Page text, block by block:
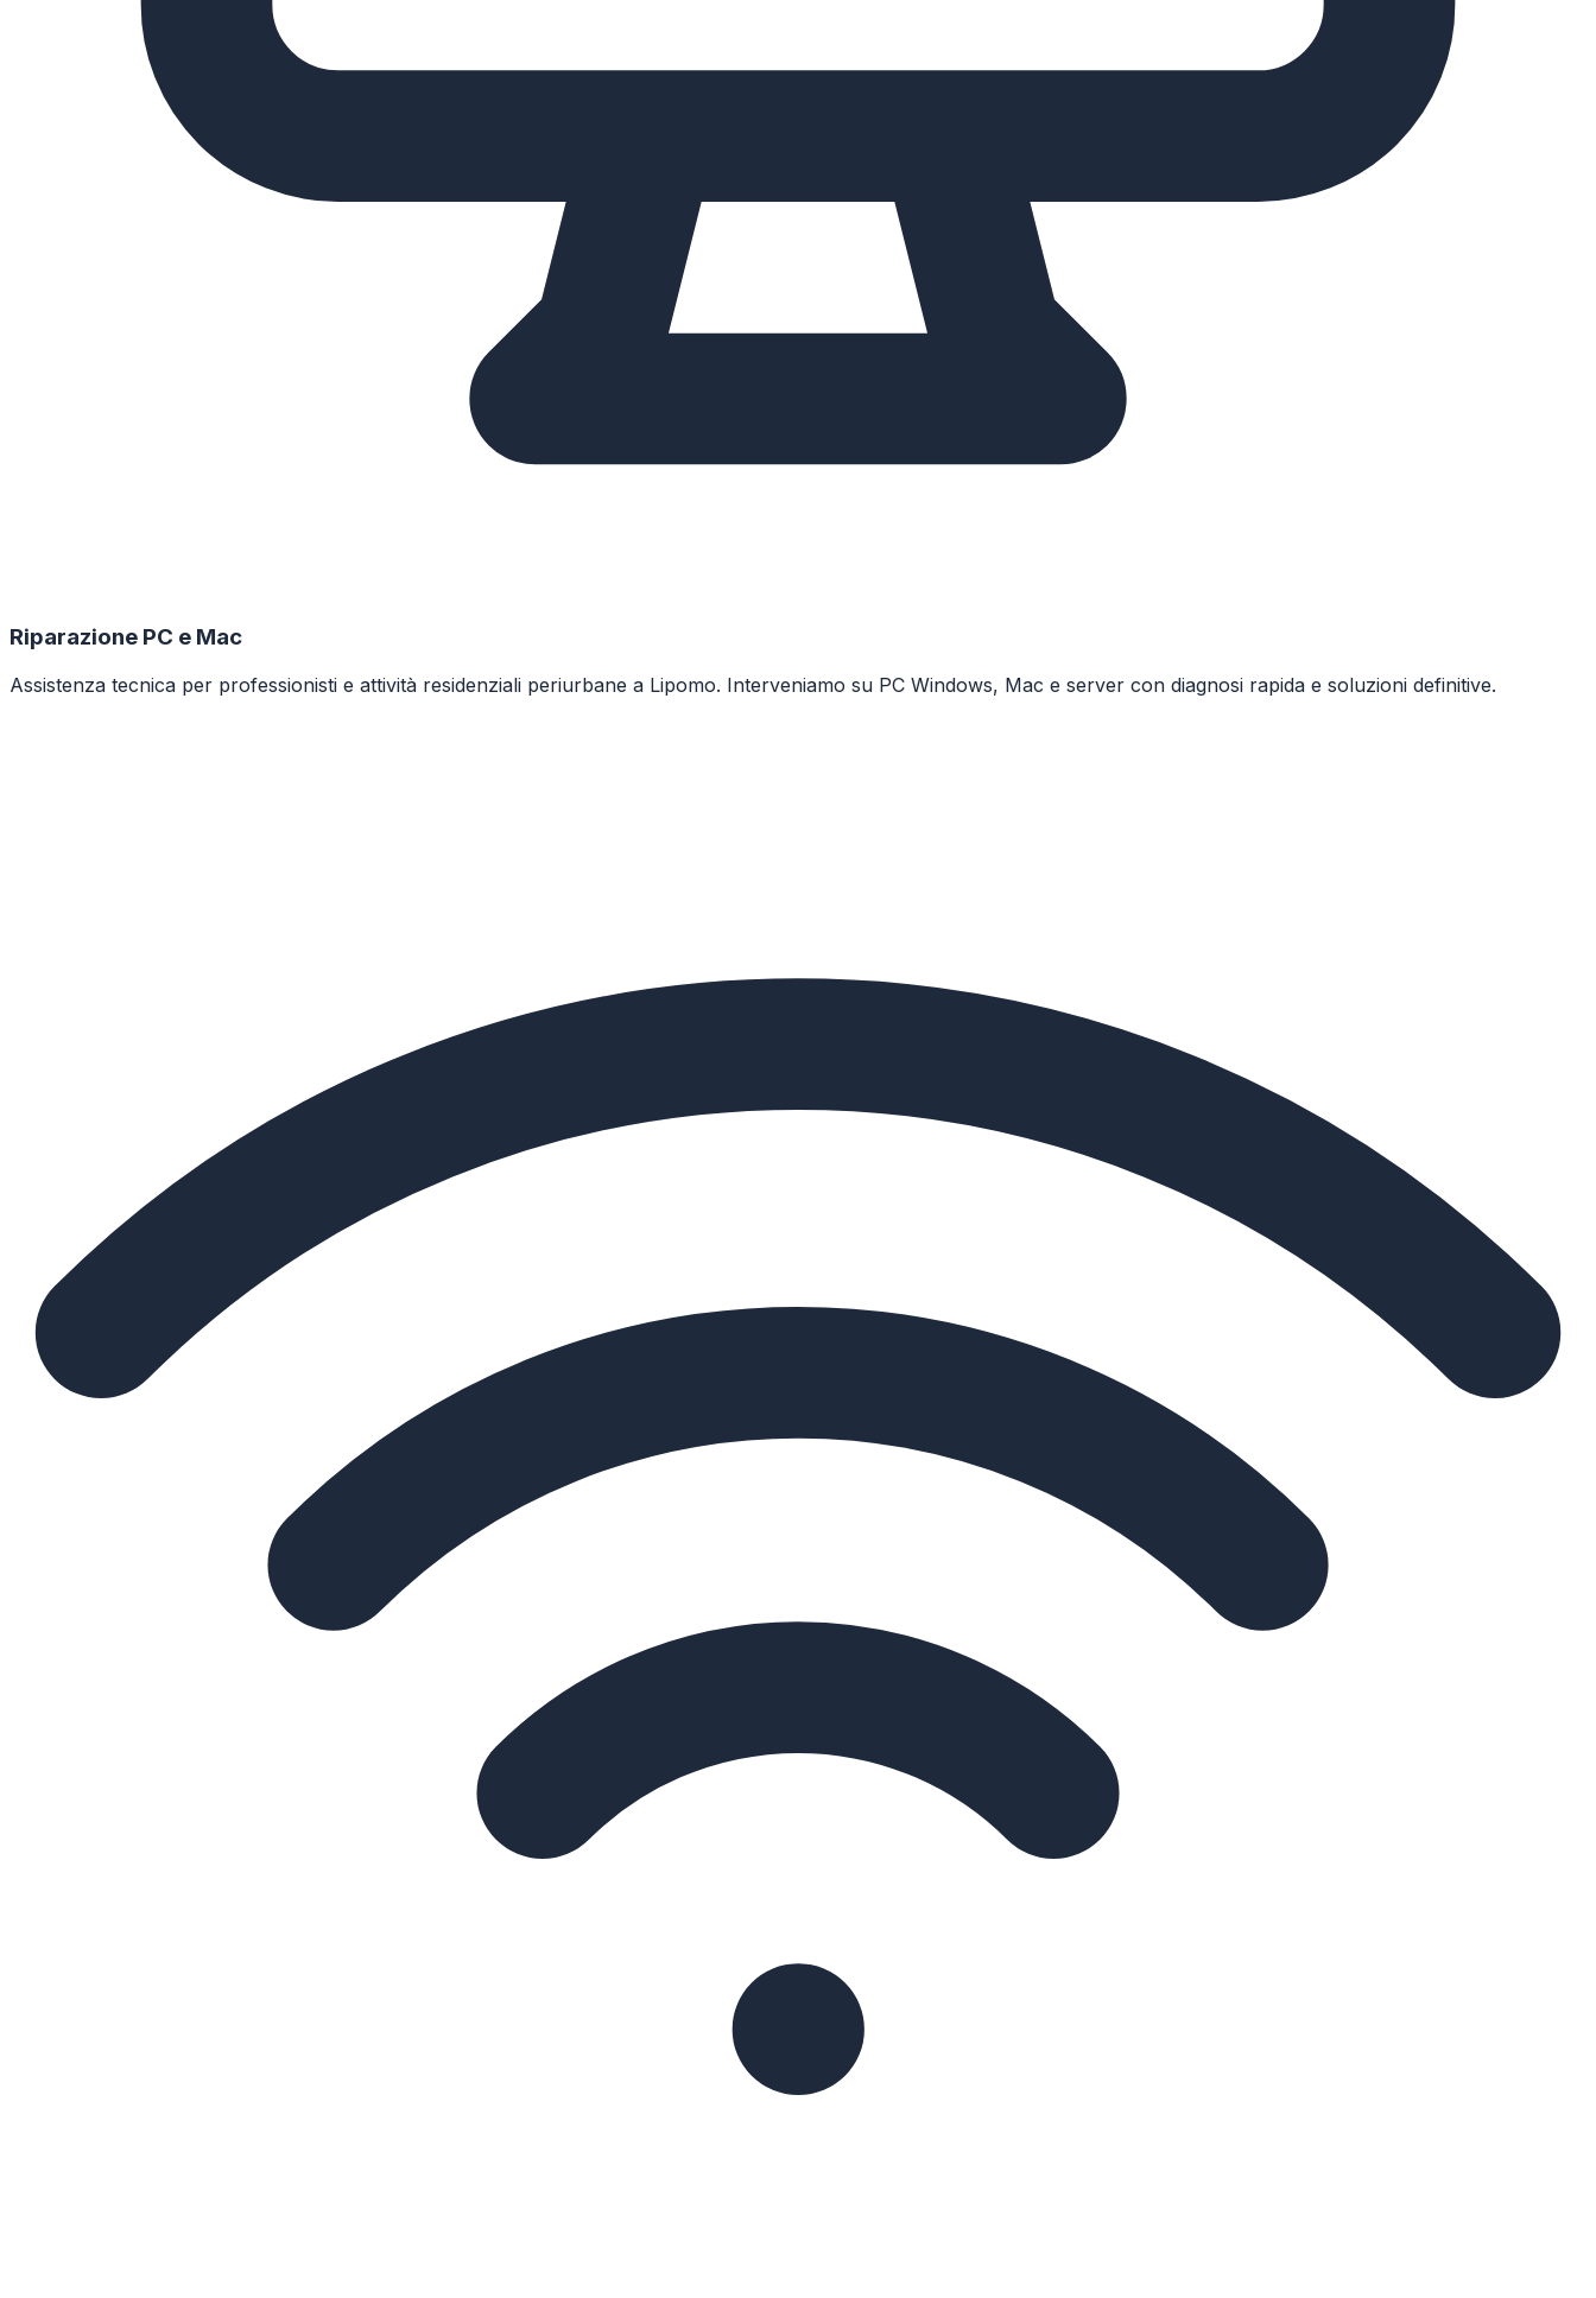
Riparazione PC e Mac
Assistenza tecnica per professionisti e attività residenziali periurbane a Lipomo. Interveniamo su PC Windows, Mac e server con diagnosi rapida e soluzioni definitive.